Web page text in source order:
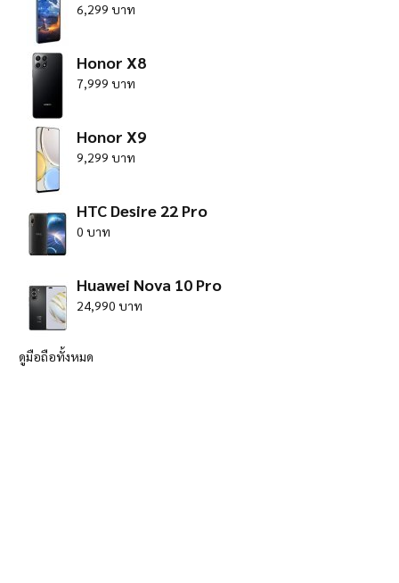
6,299 บาท
Honor X8
7,999 บาท
Honor X9
9,299 บาท
HTC Desire 22 Pro
0 บาท
Huawei Nova 10 Pro
24,990 บาท
ดูมือถือทั้งหมด